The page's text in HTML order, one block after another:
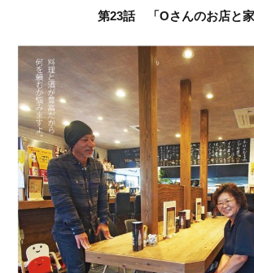
第23話 「Oさんのお店と家